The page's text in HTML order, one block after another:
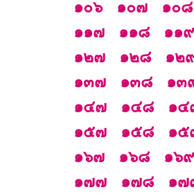
๑๐๖
๑๐๗
๑๐๘
๑๑๗
๑๑๘
๑๑๙
๑๒๗
๑๒๘
๑๒
๑๓๗
๑๓๘
๑๓
๑๔๗
๑๔๘
๑๔
๑๕๗
๑๕๘
๑๕
๑๖๗
๑๖๘
๑๖๙
๑๗๗
๑๗๘
๑๗